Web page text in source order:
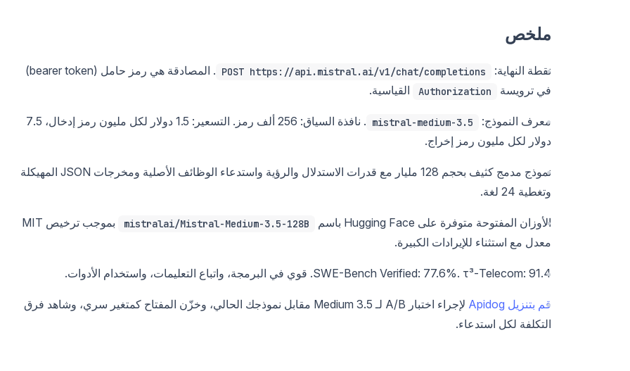
ملخص
نقطة النهاية: POST https://api.mistral.ai/v1/chat/completions
. المصادقة هي رمز حامل (bearer token)
في ترويسة
Authorization القياسية.
معرف النموذج: mistral-medium-3.5
. نافذة السياق: 256 ألف رمز. التسعير: 1.5 دولار لكل مليون رمز إدخال، 7.5
دولار لكل مليون رمز إخراج.
نموذج مدمج كثيف بحجم 128 مليار مع قدرات الاستدلال والرؤية واستدعاء الوظائف الأصلية ومخرجات JSON المهيكلة
وتغطية 24 لغة.
الأوزان المفتوحة متوفرة على Hugging Face باسم mistralai/Mistral-Medium-3.5-128B
بموجب ترخيص MIT
معدل مع استثناء للإيرادات الكبيرة.
SWE-Bench Verified: 77.6%. τ³-Telecom: 91.4. قوي في البرمجة، واتباع التعليمات، واستخدام الأدوات.
قم بتنزيل Apidog
لإجراء اختبار A/B لـ Medium 3.5 مقابل نموذجك الحالي، وخزّن المفتاح كمتغير سري، وشاهد فرق
التكلفة لكل استدعاء.